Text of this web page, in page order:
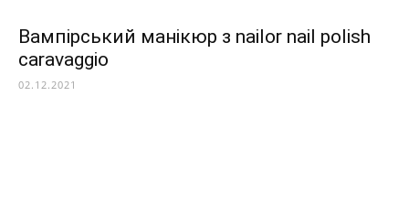
Вампірський манікюр з nailor nail polish
caravaggio
02.12.2021